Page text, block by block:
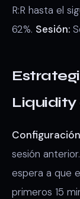
R:R hasta el
62%. Sesión:
Liquidity
sesión
espera a que
primeros 15